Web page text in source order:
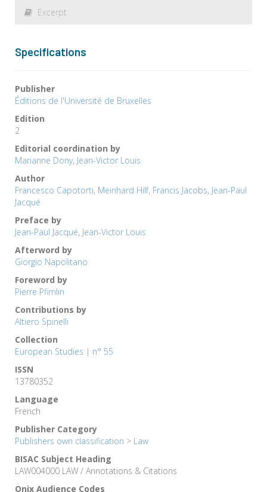
Excerpt
Specifications
Publisher
Éditions de l'Université de Bruxelles
Edition
2
Editorial coordination by
Marianne Dony, Jean-Victor Louis
Author
Francesco Capotorti, Meinhard Hilf, Francis Jacobs, Jean-Paul
Jacqué
Preface by
Jean-Paul Jacqué, Jean-Victor Louis
Afterword by
Giorgio Napolitano
Foreword by
Pierre Pfimlin
Contributions by
Altiero Spinelli
Collection
European Studies | n° 55
ISSN
13780352
Language
French
Publisher Category
Publishers own classification > Law
BISAC Subject Heading
LAW004000 LAW / Annotations & Citations
Onix Audience Codes